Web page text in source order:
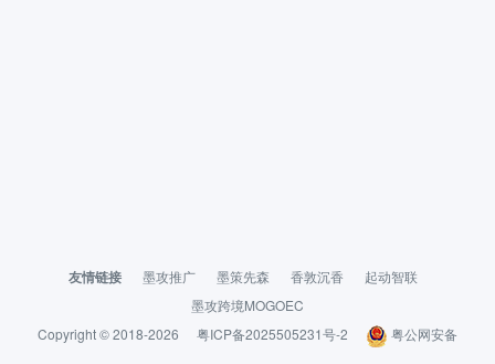
友情链接 墨攻推广 墨策先森 香敦沉香
起动智联
墨攻跨境MOGOEC
Copyright © 2018-2026
粤ICP备2025505231号-2 粤公网安备